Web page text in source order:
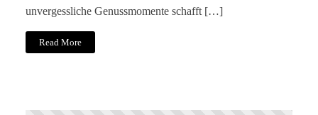
unvergessliche Genussmomente schafft […]
Read More